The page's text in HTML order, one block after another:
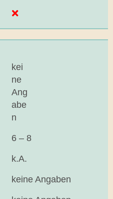
kei
ne
Ang
abe
n
6 – 8
k.A.
keine Angaben